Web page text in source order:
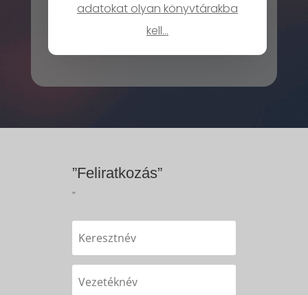
adatokat olyan könyvtárakba
kell...
”Feliratkozás”
”